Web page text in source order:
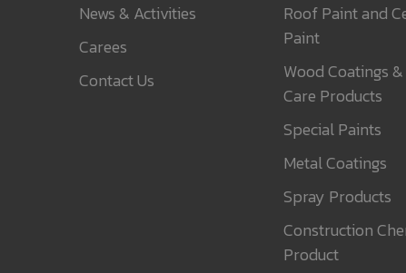
News & Activities
Carees
Contact Us
Roof Paint and
Paint
Wood Coatings
Care Products
Special Paints
Metal Coatings
Spray Products
Construction
Product